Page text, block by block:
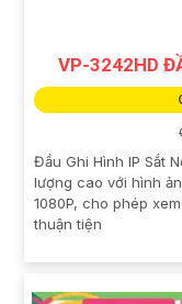
VP-3242HD
Đầu Ghi Hình IP Sắt
lượng cao với hình
1080P, cho phép
thuận tiện